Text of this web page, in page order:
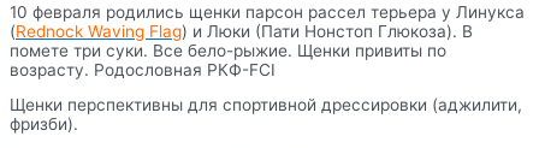
10 февраля родились щенки парсон рассел терьера у Линукса
(Rednock Waving Flag) и Люки (Пати Нонстоп Глюкоза). В
помете три суки. Все бело-рыжие. Щенки привиты по
возрасту. Родословная РКФ-FCI
Щенки перспективны для спортивной дрессировки (аджилити,
фризби).